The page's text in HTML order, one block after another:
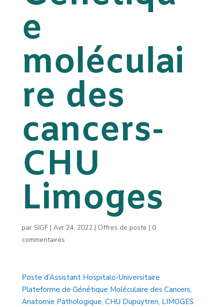
e
moléculai
re des
cancers-
CHU
Limoges
par SIGF| Avr 24, 2022| Offres de poste | 0
commentaires
Poste d’Assistant Hospitalo-Universitaire
Plateforme de Génétique Moléculaire des Cancers,
Anatomie Pathologique, CHU Dupuytren, LIMOGES